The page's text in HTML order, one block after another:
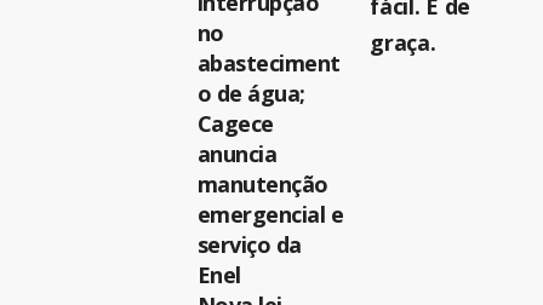
no
abasteciment
o de água;
Cagece
anuncia
manutenção
emergencial e
serviço da
Enel
fácil. É de
graça.